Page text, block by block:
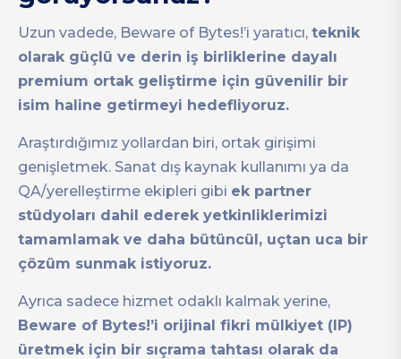
Uzun vadede, Beware of Bytes!’i yaratıcı, teknik
olarak güçlü ve derin iş birliklerine dayalı
premium ortak geliştirme için güvenilir bir
isim haline getirmeyi hedefliyoruz.
Araştırdığımız yollardan biri, ortak girişimi
genişletmek. Sanat dış kaynak kullanımı ya da
QA/yerelleştirme ekipleri gibi ek partner
stüdyoları dahil ederek yetkinliklerimizi
tamamlamak ve daha bütüncül, uçtan uca bir
çözüm sunmak istiyoruz.
Ayrıca sadece hizmet odaklı kalmak yerine,
Beware of Bytes!’i orijinal fikri mülkiyet (IP)
üretmek için bir sıçrama tahtası olarak da